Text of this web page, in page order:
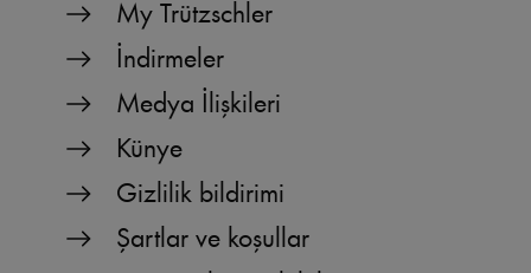
My Trützschler
İndirmeler
Medya İlişkileri
Künye
Gizlilik bildirimi
Şartlar ve koşullar